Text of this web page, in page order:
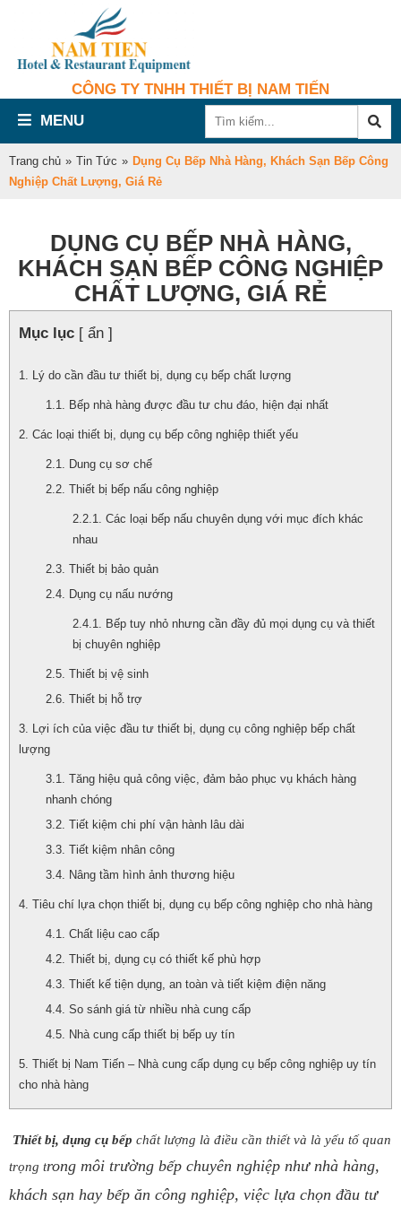
CÔNG TY TNHH THIẾT BỊ NAM TIẾN
MENU
Trang chủ » Tin Tức » Dụng Cụ Bếp Nhà Hàng, Khách Sạn Bếp Công
Nghiệp Chất Lượng, Giá Rẻ
DỤNG CỤ BẾP NHÀ HÀNG,
KHÁCH SẠN BẾP CÔNG NGHIỆP
CHẤT LƯỢNG, GIÁ RẺ
Mục lục [ ẩn ]
Lý do cần đầu tư thiết bị, dụng cụ bếp chất lượng
Bếp nhà hàng được đầu tư chu đáo, hiện đại nhất
Các loại thiết bị, dụng cụ bếp công nghiệp thiết yếu
Dung cụ sơ chế
Thiết bị bếp nấu công nghiệp
Các loại bếp nấu chuyên dụng với mục đích khác
nhau
Thiết bị bảo quản
Dụng cụ nấu nướng
Bếp tuy nhỏ nhưng cần đầy đủ mọi dụng cụ và thiết
bị chuyên nghiệp
Thiết bị vệ sinh
Thiết bị hỗ trợ
Lợi ích của việc đầu tư thiết bị, dụng cụ công nghiệp bếp chất
lượng
Tăng hiệu quả công việc, đảm bảo phục vụ khách hàng
nhanh chóng
Tiết kiệm chi phí vận hành lâu dài
Tiết kiệm nhân công
Nâng tầm hình ảnh thương hiệu
Tiêu chí lựa chọn thiết bị, dụng cụ bếp công nghiệp cho nhà hàng
Chất liệu cao cấp
Thiết bị, dụng cụ có thiết kế phù hợp
Thiết kế tiện dụng, an toàn và tiết kiệm điện năng
So sánh giá từ nhiều nhà cung cấp
Nhà cung cấp thiết bị bếp uy tín
Thiết bị Nam Tiến – Nhà cung cấp dụng cụ bếp công nghiệp uy tín
cho nhà hàng
Thiết bị, dụng cụ bếp chất lượng là điều cần thiết và là yếu tố quan
trọng trong môi trường bếp chuyên nghiệp như nhà hàng,
khách sạn hay bếp ăn công nghiệp, việc lựa chọn đầu tư